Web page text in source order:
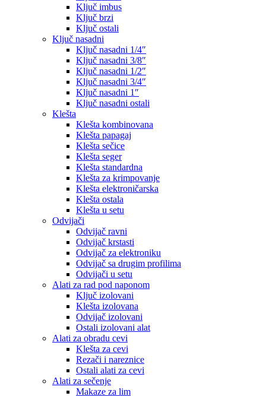
Ključ imbus
Ključ brzi
Ključ ostali
Ključ nasadni
Ključ nasadni 1/4″
Ključ nasadni 3/8″
Ključ nasadni 1/2″
Ključ nasadni 3/4″
Ključ nasadni 1″
Ključ nasadni ostali
Klešta
Klešta kombinovana
Klešta papagaj
Klešta sečice
Klešta seger
Klešta standardna
Klešta za krimpovanje
Klešta elektroničarska
Klešta ostala
Klešta u setu
Odvijači
Odvijač ravni
Odvijač krstasti
Odvijač za elektroniku
Odvijač sa drugim profilima
Odvijači u setu
Alati za rad pod naponom
Ključ izolovani
Klešta izolovana
Odvijač izolovani
Ostali izolovani alat
Alati za obradu cevi
Klešta za cevi
Rezači i nareznice
Ostali alati za cevi
Alati za sečenje
Makaze za lim